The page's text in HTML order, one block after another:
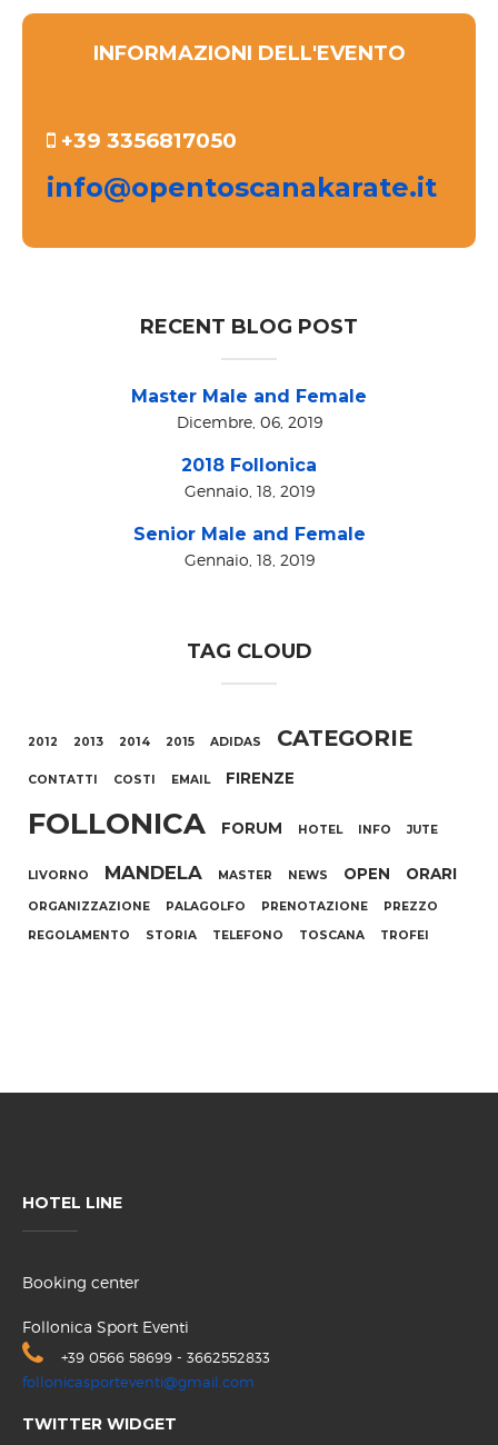
INFORMAZIONI DELL'EVENTO
+39 3356817050
info@opentoscanakarate.it
RECENT BLOG POST
Master Male and Female
Dicembre, 06, 2019
2018 Follonica
Gennaio, 18, 2019
Senior Male and Female
Gennaio, 18, 2019
TAG CLOUD
2012 2013 2014 2015 ADIDAS CATEGORIE
CONTATTI COSTI EMAIL FIRENZE
FOLLONICA FORUM HOTEL INFO JUTE
LIVORNO MANDELA MASTER NEWS OPEN ORARI
ORGANIZZAZIONE PALAGOLFO PRENOTAZIONE
PREZZO
REGOLAMENTO
STORIA TELEFONO TOSCANA TROFEI
HOTEL LINE
Booking center
Follonica Sport Eventi
+39 0566 58699 - 3662552833
follonicasporteventi@gmail.com
TWITTER WIDGET